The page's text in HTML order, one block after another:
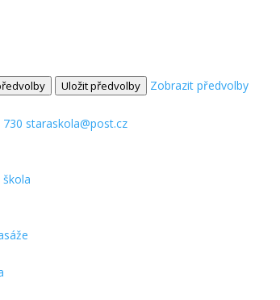
Uložit předvolby
Zobrazit předvolby
staraskola@post.cz